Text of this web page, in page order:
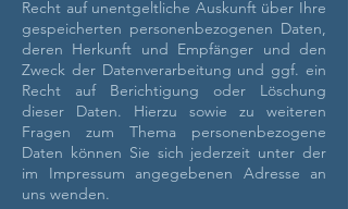
Recht auf unentgeltliche Auskunft über Ihre
gespeicherten personenbezogenen Daten,
deren Herkunft und Empfänger und den
Zweck der Datenverarbeitung und ggf. ein
Recht auf Berichtigung oder Löschung
dieser Daten. Hierzu sowie zu weiteren
Fragen zum Thema personenbezogene
Daten können Sie sich jederzeit unter der
im Impressum angegebenen Adresse an
uns wenden.